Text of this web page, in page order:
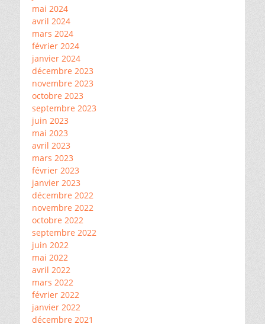
mai 2024
avril 2024
mars 2024
février 2024
janvier 2024
décembre 2023
novembre 2023
octobre 2023
septembre 2023
juin 2023
mai 2023
avril 2023
mars 2023
février 2023
janvier 2023
décembre 2022
novembre 2022
octobre 2022
septembre 2022
juin 2022
mai 2022
avril 2022
mars 2022
février 2022
janvier 2022
décembre 2021